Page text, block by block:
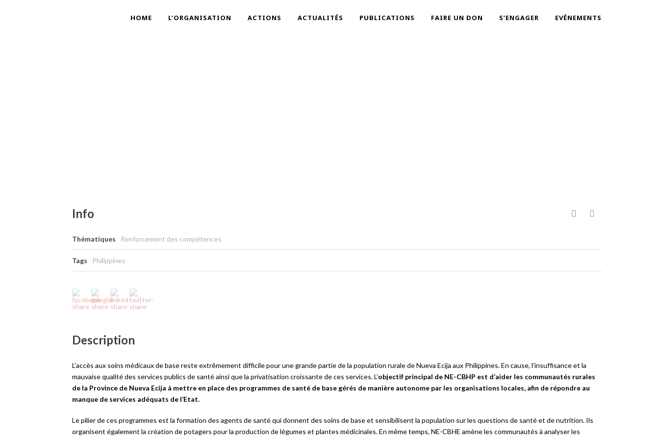
HOME L’ORGANISATION ACTIONS ACTUALITÉS PUBLICATIONS FAIRE UN DON S’ENGAGER EVÉNEMENTS
Info
Thématiques Renforcement des compétences
Tags Philippines
Description
L’accès aux soins médicaux de base reste extrêmement difficile pour une grande partie de la population rurale de Nueva Ecija aux Philippines. En cause, l’insuffisance et la
mauvaise qualité des services publics de santé ainsi que la privatisation croissante de ces services. L’objectif principal de NE-CBHP est d’aider les communautés rurales
de la Province de Nueva Ecija à mettre en place des programmes de santé de base gérés de manière autonome par les organisations locales, afin de répondre au
manque de services adéquats de l’Etat.
Le pilier de ces programmes est la formation des agents de santé qui donnent des soins de base et sensibilisent la population sur les questions de santé et de nutrition. Ils
organisent également la création de potagers pour la production de légumes et plantes médicinales. En même temps, NE-CBHE amène les communautés à analyser les